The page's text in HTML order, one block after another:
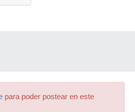
para poder postear en este